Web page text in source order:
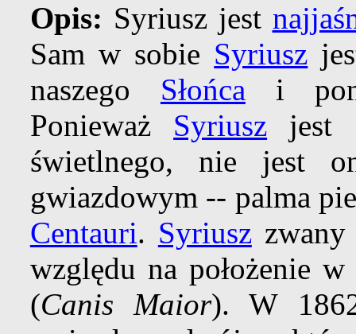
Opis: Syriusz jest
Sam w sobie Syriusz
naszego Słońca i
Ponieważ Syriusz jest
świetlnego, nie jest
gwiazdowym -- palma
Centauri. Syriuszzwany
względu na położenie
(Canis Maior). W